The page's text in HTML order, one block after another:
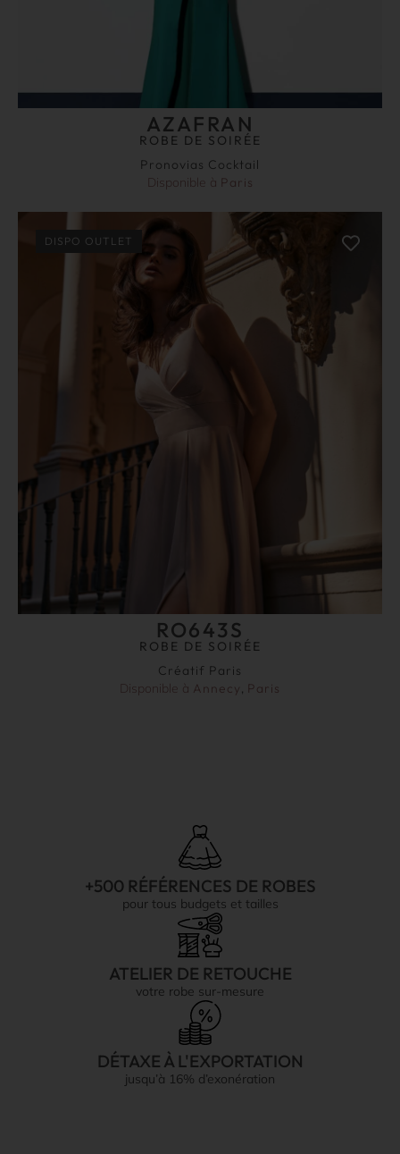
AZAFRAN
ROBE DE SOIRÉE
Pronovias Cocktail
Disponible à Paris
DISPO OUTLET
RO643S
ROBE DE SOIRÉE
Créatif Paris
Disponible à Annecy, Paris
+500 RÉFÉRENCES DE ROBES
pour tous budgets et tailles
ATELIER DE RETOUCHE
votre robe sur-mesure
DÉTAXE À L'EXPORTATION
jusqu’à 16% d’exonération